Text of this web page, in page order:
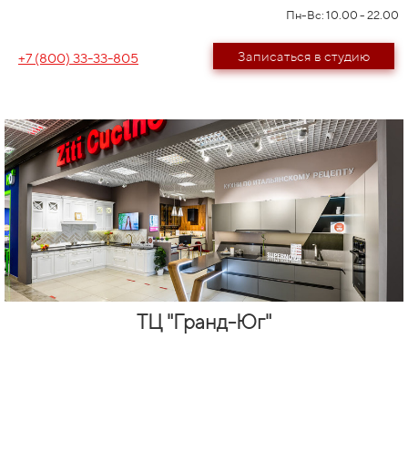
Пн-Вс: 10.00 - 22.00
+7 (800) 33-33-805 Записаться в студию
ТЦ "Гранд-Юг"